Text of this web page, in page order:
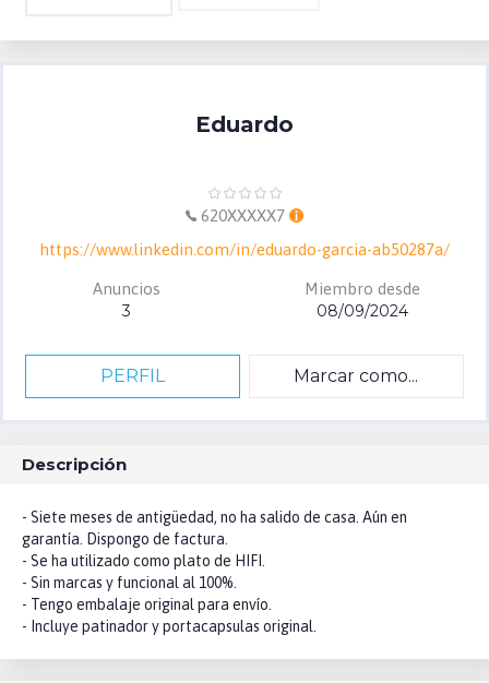
Eduardo
620XXXXX7
https://www.linkedin.com/in/eduardo-garcia-ab50287a/
Anuncios
3
Miembro desde
08/09/2024
PERFIL Marcar como...
Descripción
- Siete meses de antigüedad, no ha salido de casa. Aún en
garantía. Dispongo de factura.
- Se ha utilizado como plato de HIFI.
- Sin marcas y funcional al 100%.
- Tengo embalaje original para envío.
- Incluye patinador y portacapsulas original.